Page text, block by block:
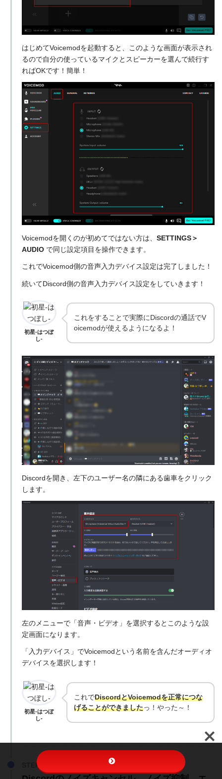
はじめてVoicemodを起動すると、このような画面が表示され
るので自分の使っているマイクとスピーカーを選んで続行す
ればOKです！簡単！
Voicemodを開くのが初めてではない方は、 SETTINGS＞
AUDIOで同じ設定項目を操作できます。
これでVoicemod側の音声入力デバイス設定は完了しました！
続いてDiscord側の音声入力デバイス設定をしていきます！
初星-はつぼ
し-
これをすることで実際にDiscordの通話でV
oicemodが使えるようになるよ！
Discordを開き、左下のユーザー名の隣にある歯車をクリック
します。
左のメニューで「音声・ビデオ」を選択するとこのような設
定画面になります。
「入力デバイス」でVoicemodという名前を含んだオーディオ
デバイスを選択します！
初星-はつぼ
し-
これでDiscordとVoicemodを正常につな
げることができましたっ！やった～！